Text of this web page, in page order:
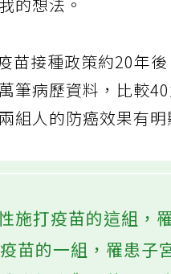
的想法。
苗接種政策約20年
筆病歷資料，比較
組人的防癌效果有明
施打疫苗的這組，
苗的一組，罹患子